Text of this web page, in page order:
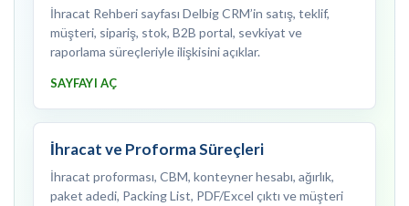
İhracat Rehberi sayfası Delbig CRM’in satış, teklif,
müşteri, sipariş, stok, B2B portal, sevkiyat ve
raporlama süreçleriyle ilişkisini açıklar.
SAYFAYI AÇ
İhracat ve Proforma Süreçleri
İhracat proforması, CBM, konteyner hesabı, ağırlık,
paket adedi, Packing List, PDF/Excel çıktı ve müşteri